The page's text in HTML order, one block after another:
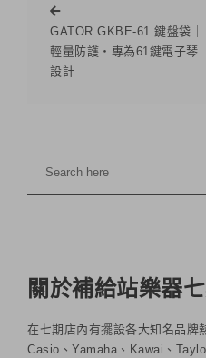
GATOR GKBE-61 鍵盤袋｜
輕量防護‧專為61鍵電子琴
設計
關於補給站樂器
在七期店內有擺設各大知名品牌
Casio、Yamaha、Kawai、